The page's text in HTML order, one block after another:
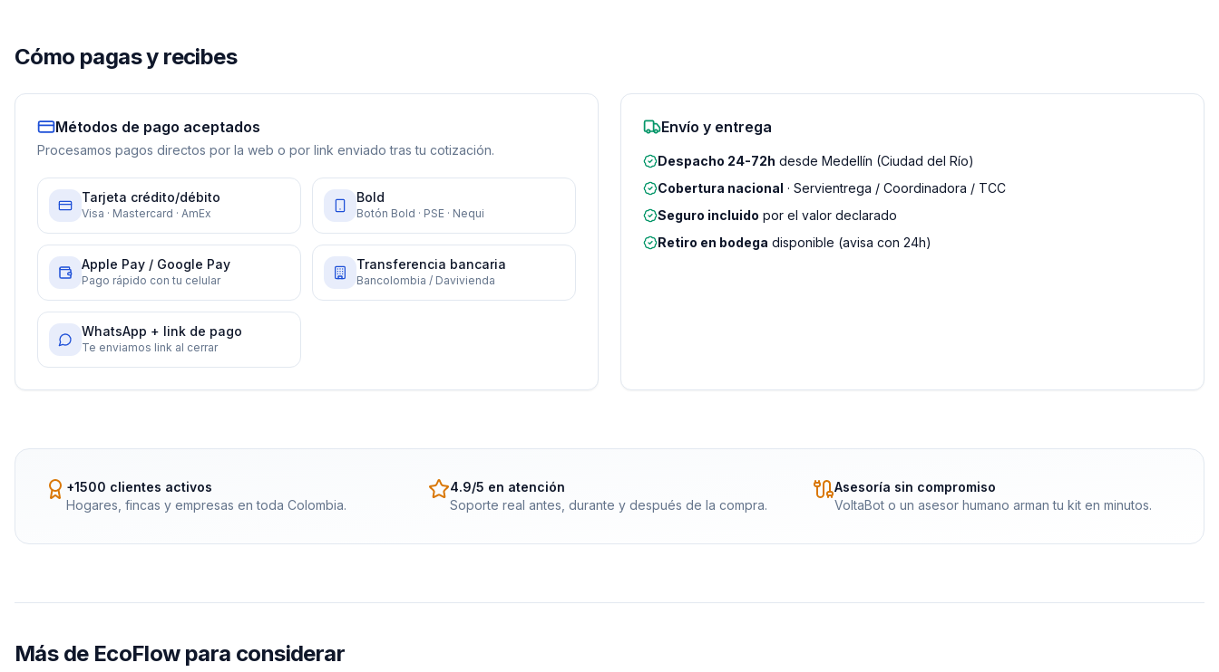
Cómo pagas y recibes
Métodos de pago aceptados
Procesamos pagos directos por la web o por link enviado tras tu cotización.
Tarjeta crédito/débito
Visa · Mastercard · AmEx
Bold
Botón Bold · PSE · Nequi
Apple Pay / Google Pay
Pago rápido con tu celular
Transferencia bancaria
Bancolombia / Davivienda
WhatsApp + link de pago
Te enviamos link al cerrar
Envío y entrega
Despacho 24-72h desde Medellín (Ciudad del Río)
Cobertura nacional · Servientrega / Coordinadora / TCC
Seguro incluido por el valor declarado
Retiro en bodega disponible (avisa con 24h)
+1500 clientes activos
Hogares, fincas y empresas en toda Colombia.
4.9/5 en atención
Soporte real antes, durante y después de la compra.
Asesoría sin compromiso
VoltaBot o un asesor humano arman tu kit en minutos.
Más de EcoFlowpara considerar